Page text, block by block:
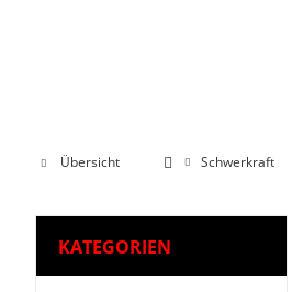
Übersicht Schwerkraft
KATEGORIEN